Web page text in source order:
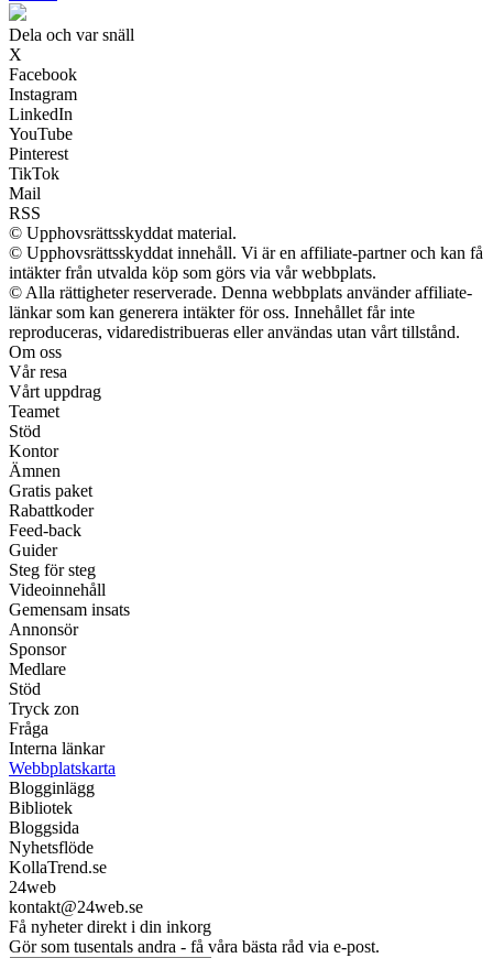
Dela och var snäll
X
Facebook
Instagram
LinkedIn
YouTube
Pinterest
TikTok
Mail
RSS
© Upphovsrättsskyddat material.
© Upphovsrättsskyddat innehåll. Vi är en affiliate-partner och kan få
intäkter från utvalda köp som görs via vår webbplats.
© Alla rättigheter reserverade. Denna webbplats använder affiliate-
länkar som kan generera intäkter för oss. Innehållet får inte
reproduceras, vidaredistribueras eller användas utan vårt tillstånd.
Om oss
Vår resa
Vårt uppdrag
Teamet
Stöd
Kontor
Ämnen
Gratis paket
Rabattkoder
Feed-back
Guider
Steg för steg
Videoinnehåll
Gemensam insats
Annonsör
Sponsor
Medlare
Stöd
Tryck zon
Fråga
Interna länkar
Webbplatskarta
Blogginlägg
Bibliotek
Bloggsida
Nyhetsflöde
KollaTrend.se
24web
kontakt@24web.se
Få nyheter direkt i din inkorg
Gör som tusentals andra - få våra bästa råd via e-post.